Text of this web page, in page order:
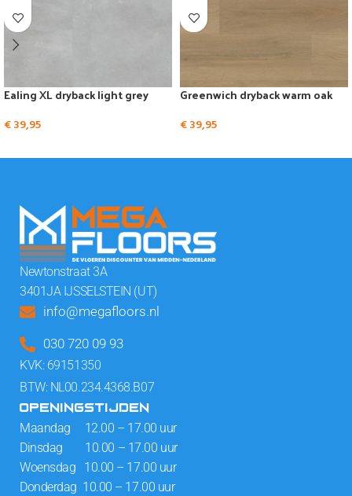
Ealing XL dryback light grey
€39,95
Greenwich dryback warm oak
€39,95
Newtonstraat 3A
3401JA IJSSELSTEIN (UT)
info@megafloors.nl
030 720 09 93
KVK: 69151350
BTW: NL00.234.4368.B07
OPENINGSTIJDEN
Maandag 12.00 – 17.00 uur
Dinsdag 10.00 – 17.00 uur
Woensdag 10.00 – 17.00 uur
Donderdag 10.00 – 17.00 uur